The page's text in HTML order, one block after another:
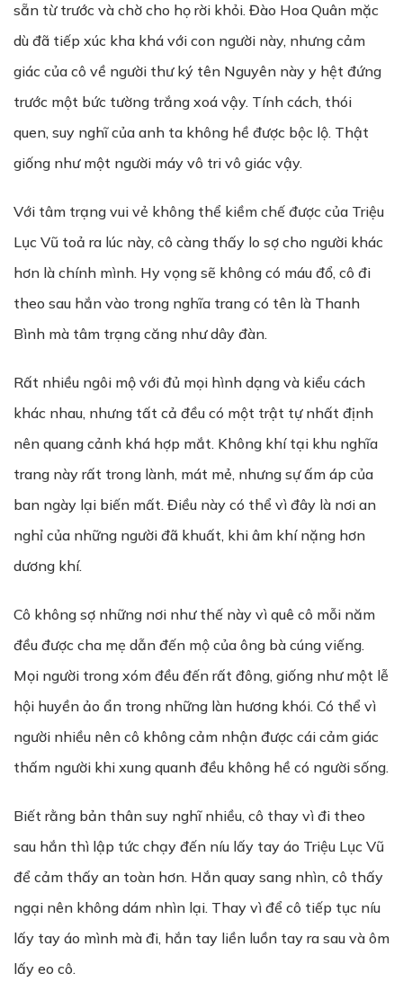
sẵn từ trước và chờ cho họ rời khỏi. Đào Hoa Quân mặc
dù đã tiếp xúc kha khá với con người này, nhưng cảm
giác của cô về người thư ký tên Nguyên này y hệt đứng
trước một bức tường trắng xoá vậy. Tính cách, thói
quen, suy nghĩ của anh ta không hề được bộc lộ. Thật
giống như một người máy vô tri vô giác vậy.
Với tâm trạng vui vẻ không thể kiềm chế được của Triệu
Lục Vũ toả ra lúc này, cô càng thấy lo sợ cho người khác
hơn là chính mình. Hy vọng sẽ không có máu đổ, cô đi
theo sau hắn vào trong nghĩa trang có tên là Thanh
Bình mà tâm trạng căng như dây đàn.
Rất nhiều ngôi mộ với đủ mọi hình dạng và kiểu cách
khác nhau, nhưng tất cả đều có một trật tự nhất định
nên quang cảnh khá hợp mắt. Không khí tại khu nghĩa
trang này rất trong lành, mát mẻ, nhưng sự ấm áp của
ban ngày lại biến mất. Điều này có thể vì đây là nơi an
nghỉ của những người đã khuất, khi âm khí nặng hơn
dương khí.
Cô không sợ những nơi như thế này vì quê cô mỗi năm
đều được cha mẹ dẫn đến mộ của ông bà cúng viếng.
Mọi người trong xóm đều đến rất đông, giống như một lễ
hội huyền ảo ẩn trong những làn hương khói. Có thể vì
người nhiều nên cô không cảm nhận được cái cảm giác
thấm người khi xung quanh đều không hề có người sống.
Biết rằng bản thân suy nghĩ nhiều, cô thay vì đi theo
sau hắn thì lập tức chạy đến níu lấy tay áo Triệu Lục Vũ
để cảm thấy an toàn hơn. Hắn quay sang nhìn, cô thấy
ngại nên không dám nhìn lại. Thay vì để cô tiếp tục níu
lấy tay áo mình mà đi, hắn tay liền luồn tay ra sau và ôm
lấy eo cô.